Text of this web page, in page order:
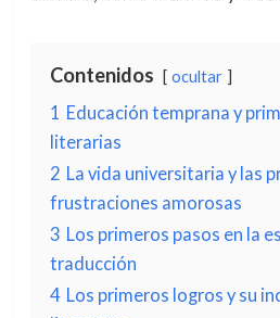
Contenidos ocultar
1 Educación temprana y
literarias
2 La vida universitaria y las
frustraciones amorosas
3 Los primeros pasos en la
traducción
4 Los primeros logros y su